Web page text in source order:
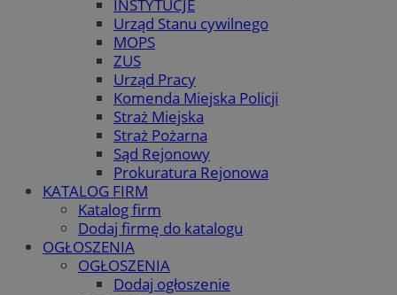
INSTYTUCJE
Urząd Stanu cywilnego
MOPS
ZUS
Urząd Pracy
Komenda Miejska Policji
Straż Miejska
Straż Pożarna
Sąd Rejonowy
Prokuratura Rejonowa
KATALOG FIRM
Katalog firm
Dodaj firmę do katalogu
OGŁOSZENIA
OGŁOSZENIA
Dodaj ogłoszenie